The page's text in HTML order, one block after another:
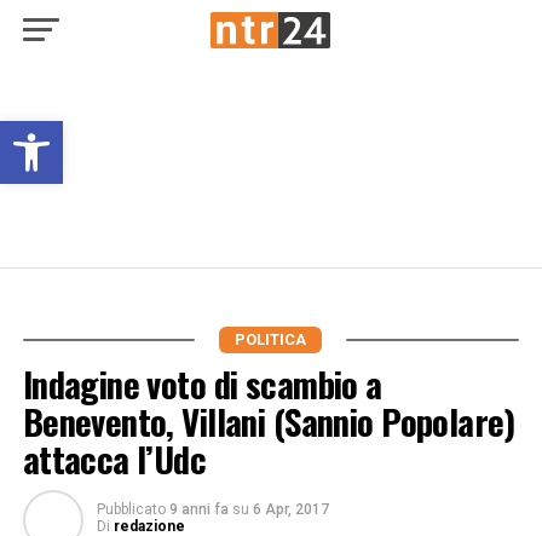
Open toolbar
POLITICA
Indagine voto di scambio a
Benevento, Villani (Sannio Popolare)
attacca l’Udc
Pubblicato 9 anni fa su 6 Apr, 2017
Di redazione